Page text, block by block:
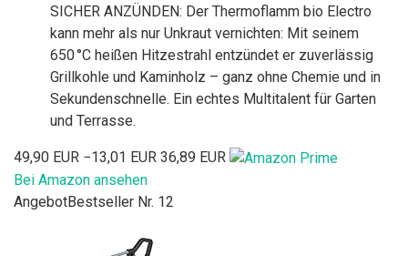
SICHER ANZÜNDEN: Der Thermoflamm bio Electro
kann mehr als nur Unkraut vernichten: Mit seinem
650 °C heißen Hitzestrahl entzündet er zuverlässig
Grillkohle und Kaminholz – ganz ohne Chemie und in
Sekundenschnelle. Ein echtes Multitalent für Garten
und Terrasse.
49,90 EUR −13,01 EUR 36,89 EUR
Bei Amazon ansehen
AngebotBestseller Nr. 12